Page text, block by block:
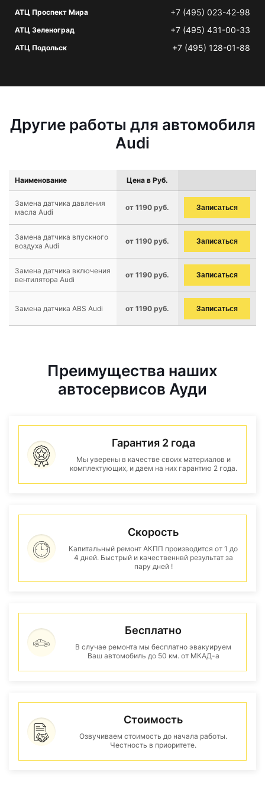
АТЦ Проспект Мира +7 (495) 023-42-98
АТЦ Зеленоград +7 (495) 431-00-33
АТЦ Подольск +7 (495) 128-01-88
Другие работы для автомобиля
Audi
Наименование Цена в Руб.
Замена датчика давления
масла Audi
от 1190 руб. Записаться
Замена датчика впускного
воздуха Audi
от 1190 руб. Записаться
Замена датчика включения
вентилятора Audi
от 1190 руб. Записаться
Замена датчика ABS Audi от 1190 руб. Записаться
Преимущества наших
автосервисов Ауди
Гарантия 2 года
Мы уверены в качестве своих материалов и
комплектующих, и даем на них гарантию 2 года.
Скорость
Капитальный ремонт АКПП производится от 1 до
4 дней. Быстрый и качественнвй результат за
пару дней !
Бесплатно
В случае ремонта мы бесплатно эвакуируем
Ваш автомобиль до 50 км. от МКАД-а
Стоимость
Озвучиваем стоимость до начала работы.
Честность в приоритете.